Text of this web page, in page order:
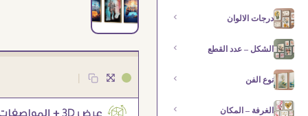
درجات الالوان
الشكل – عدد القطع
نوع الفن
الغرفة – المكان
|